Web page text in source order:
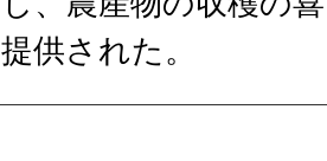
提供された。